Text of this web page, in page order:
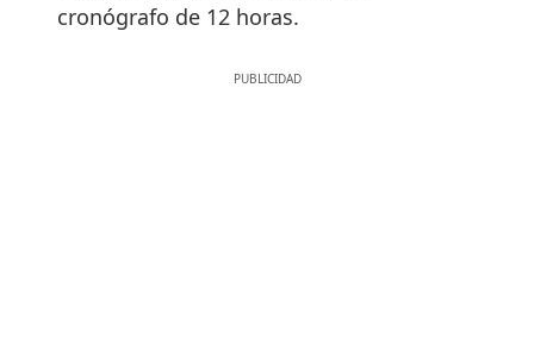
cronógrafo de 12 horas.